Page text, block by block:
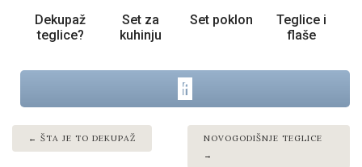
Dekupaž
teglice?
Set za
kuhinju
Set poklon
Teglice i
flaše
ŠTA JE TO DEKUPAŽ NOVOGODIŠNJE TEGLICE